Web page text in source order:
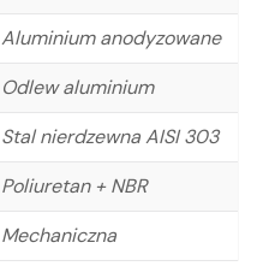
Aluminium anodyzowane
Odlew aluminium
Stal nierdzewna AISI 303
Poliuretan + NBR
Mechaniczna